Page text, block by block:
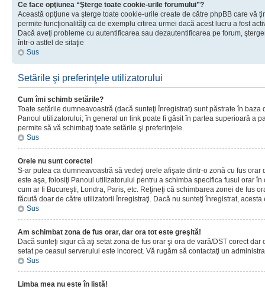
Ce face opţiunea “Şterge toate cookie-urile forumului”?
Această opţiune va şterge toate cookie-urile create de către phpBB care vă
permite funcţionalităţi ca de exemplu citirea urmei dacă acest lucru a fost
Dacă aveţi probleme cu autentificarea sau dezautentificarea pe forum,
într-o astfel de sitaţie
Sus
Setările şi preferinţele utilizatorului
Cum îmi schimb setările?
Toate setările dumneavoastră (dacă sunteţi înregistrat) sunt păstrate în baza
Panoul utilizatorului; în general un link poate fi găsit în partea superioară a
permite să vă schimbaţi toate setările şi preferinţele.
Sus
Orele nu sunt corecte!
S-ar putea ca dumneavoastră să vedeţi orele afişate dintr-o zonă cu fus orar
este aşa, folosiţi Panoul utilizatorului pentru a schimba specifica fusul orar
cum ar fi Bucureşti, Londra, Paris, etc. Reţineţi că schimbarea zonei de fus
făcută doar de către utilizatorii înregistraţi. Dacă nu sunteţi înregistrat, acesta
Sus
Am schimbat zona de fus orar, dar ora tot este greşită!
Dacă sunteţi sigur că aţi setat zona de fus orar şi ora de vară/DST corect
setat pe ceasul serverului este incorect. Vă rugăm să contactaţi un
Sus
Limba mea nu este în listă!